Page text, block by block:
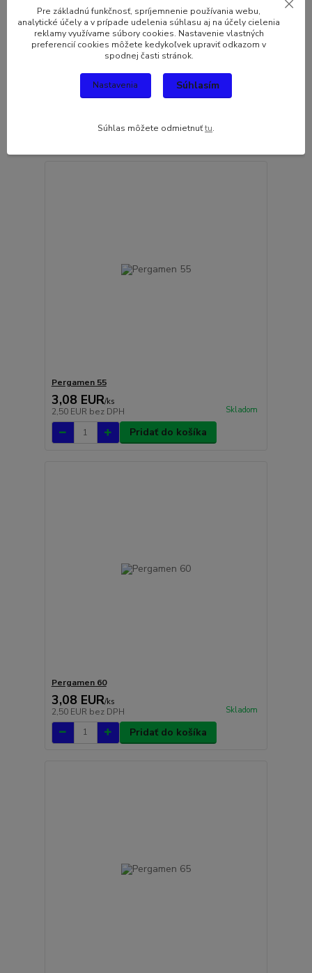
Pergamen 50
3,08 EUR/ks
Pridať do košíka
Pergamen 55
3,08 EUR/ks
2,50 EUR bez DPH Skladom
Pridať do košíka
Pergamen 60
3,08 EUR/ks
2,50 EUR bez DPH Skladom
Pridať do košíka
Pre základnú funkčnosť, spríjemnenie používania webu,
analytické účely a v prípade udelenia súhlasu aj na účely cielenia
reklamy využívame súbory cookies. Nastavenie vlastných
preferencií cookies môžete kedykoľvek upraviť odkazom v
spodnej časti stránok.
Nastavenia Súhlasím
Súhlas môžete odmietnuťtu.